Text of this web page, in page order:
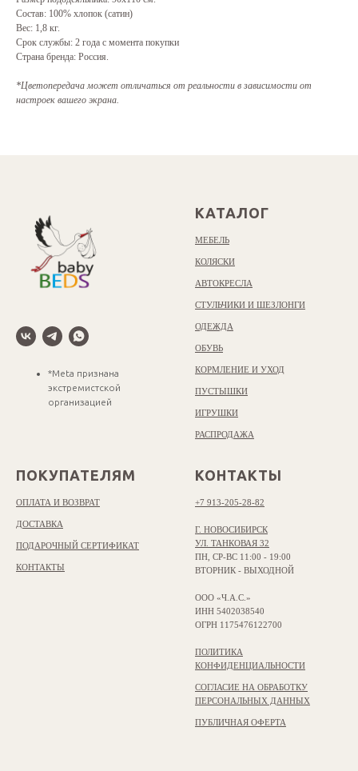
Состав: 100% хлопок (сатин)
Вес: 1,8 кг.
Срок службы: 2 года с момента покупки
Страна бренда: Россия.
*Цветопередача может отличаться от реальности в зависимости от
настроек вашего экрана.
*Meta признана
экстремистской
организацией
КАТАЛОГ
МЕБЕЛЬ
КОЛЯСКИ
АВТОКРЕСЛА
СТУЛЬЧИКИ И ШЕЗЛОНГИ
ОДЕЖДА
ОБУВЬ
КОРМЛЕНИЕ И УХОД
ПУСТЫШКИ
ИГРУШКИ
РАСПРОДАЖА
ПОКУПАТЕЛЯМ
ОПЛАТА И ВОЗВРАТ
ДОСТАВКА
ПОДАРОЧНЫЙ СЕРТИФИКАТ
КОНТАКТЫ
КОНТАКТЫ
+7 913-205-28-82
Г. НОВОСИБИРСК
УЛ. ТАНКОВАЯ 32
ПН, СР-ВС 11:00 - 19:00
ВТОРНИК - ВЫХОДНОЙ
ООО «Ч.А.С.»
ИНН 5402038540
ОГРН 1175476122700
ПОЛИТИКА
КОНФИДЕНЦИАЛЬНОСТИ
СОГЛАСИЕ НА ОБРАБОТКУ
ПЕРСОНАЛЬНЫХ ДАННЫХ
ПУБЛИЧНАЯ ОФЕРТА